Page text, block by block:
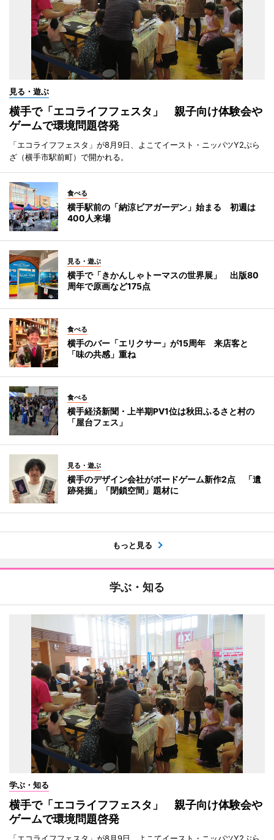
見る・遊ぶ
横手で「エコライフフェスタ」 親子向け体験会や
ゲームで環境問題啓発
「エコライフフェスタ」が8月9日、よこてイースト・ニッパツY2ぷら
ざ（横手市駅前町）で開かれる。
食べる
横手駅前の「納涼ビアガーデン」始まる 初週は
400人来場
見る・遊ぶ
横手で「きかんしゃトーマスの世界展」 出版80
周年で原画など175点
食べる
横手のバー「エリクサー」が15周年 来店客と
「味の共感」重ね
食べる
横手経済新聞・上半期PV1位は秋田ふるさと村の
「屋台フェス」
見る・遊ぶ
横手のデザイン会社がボードゲーム新作2点 「遺
跡発掘」「閉鎖空間」題材に
もっと見る
学ぶ・知る
学ぶ・知る
横手で「エコライフフェスタ」 親子向け体験会や
ゲームで環境問題啓発